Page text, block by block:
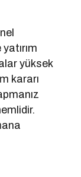
yüksek
kararı